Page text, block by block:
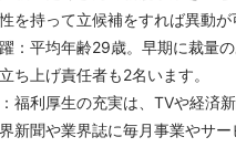
を持って立候補をすれば異動が
：平均年齢29歳。早期に裁量
ち上げ責任者も2名います。
福利厚生の充実は、TVや経済
新聞や業界誌に毎月事業やサー